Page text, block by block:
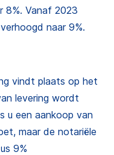
8%. Vanaf 2023
naar 9%.
vindt plaats op het
levering wordt
u een aankoop van
maar de notariële
9%